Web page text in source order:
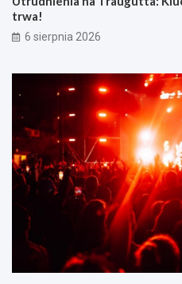
trwa!
6 sierpnia 2026